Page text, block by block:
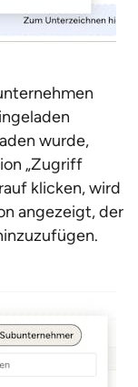
wurde,
„Zugriff
klicken, wird
angezeigt, der